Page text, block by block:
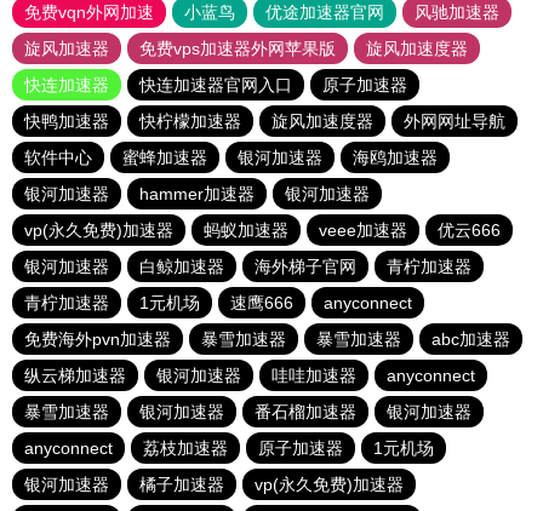
免费vqn外网加速
小蓝鸟 优途加速器官网
风驰加速器
旋风加速器
免费vps加速器外网苹果版
旋风加速度器
快连加速器
快连加速器官网入口
原子加速器
快鸭加速器
快柠檬加速器 旋风加速度器
外网网址导航
软件中心
蜜蜂加速器 银河加速器
海鸥加速器
银河加速器
hammer加速器
银河加速器
vp(永久免费)加速器
蚂蚁加速器 veee加速器
优云666
银河加速器
白鲸加速器 海外梯子官网
青柠加速器
青柠加速器
1元机场 速鹰666
anyconnect
免费海外pvn加速器
暴雪加速器 暴雪加速器
abc加速器
纵云梯加速器
银河加速器 哇哇加速器
anyconnect
暴雪加速器
银河加速器 番石榴加速器
银河加速器
anyconnect
荔枝加速器 原子加速器
1元机场
银河加速器
橘子加速器 vp(永久免费)加速器